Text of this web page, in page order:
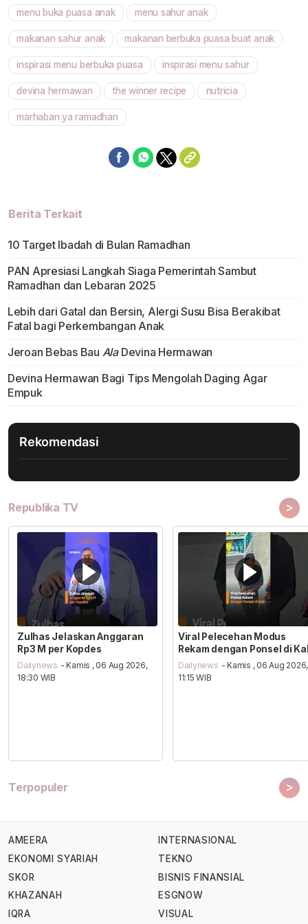
menu buka puasa anak menu sahur anak
makanan sahur anak makanan berbuka puasa buat anak
inspirasi menu berbuka puasa inspirasi menu sahur
devina hermawan the winner recipe nutricia
marhaban ya ramadhan
Berita Terkait
10 Target Ibadah di Bulan Ramadhan
PAN Apresiasi Langkah Siaga Pemerintah Sambut
Ramadhan dan Lebaran 2025
Lebih dari Gatal dan Bersin, Alergi Susu Bisa Berakibat
Fatal bagi Perkembangan Anak
Jeroan Bebas Bau AlaDevina Hermawan
Devina Hermawan Bagi Tips Mengolah Daging Agar
Empuk
Rekomendasi
Republika TV >
Zulhas Jelaskan Anggaran
Rp3 M per Kopdes
Dailynews - Kamis , 06 Aug 2026,
18:30 WIB
Viral Pelecehan Modus
Rekam dengan Ponsel di
Dailynews - Kamis , 06 Aug 2026,
11:15 WIB
Terpopuler >
AMEERA
EKONOMI SYARIAH
SKOR
KHAZANAH
IQRA
INTERNASIONAL
TEKNO
BISNIS FINANSIAL
ESGNOW
VISUAL